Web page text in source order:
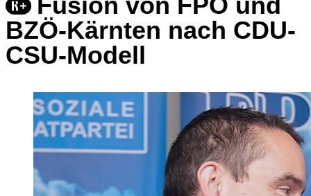
BZÖ-Kärnten nach CDU-
CSU-Modell